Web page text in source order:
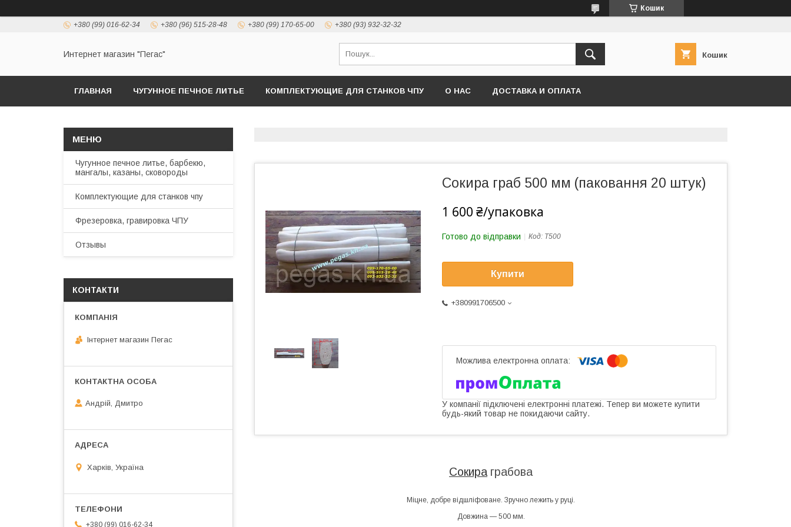
Кошик
+380 (99) 016-62-34 +380 (96) 515-28-48 +380 (99) 170-65-00 +380 (93) 932-32-32
Интернет магазин "Пегас" Кошик
ГЛАВНАЯ ЧУГУННОЕ ПЕЧНОЕ ЛИТЬЕ КОМПЛЕКТУЮЩИЕ ДЛЯ СТАНКОВ ЧПУ О НАС ДОСТАВКА И ОПЛАТА
Сокира граб 500 мм (паковання 20 штук)
1 600 ₴/упаковка
Готово до відправки Код: Т500
Купити
+380991706500
У компанії підключені електронні платежі. Тепер ви можете купити
будь-який товар не покидаючи сайту.
Сокираграбова
Міцне, добре відшліфоване. Зручно лежить у руці.
Довжина — 500 мм.
Чугунное печное литье, барбекю,
мангалы, казаны, сковороды
Комплектующие для станков чпу
Фрезеровка, гравировка ЧПУ
Отзывы
КОНТАКТИ
Інтернет магазин Пегас
Андрій, Дмитро
Харків, Україна
+380 (99) 016-62-34